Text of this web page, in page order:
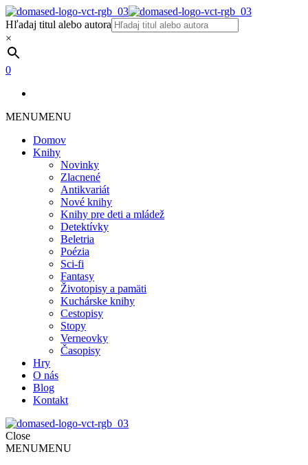
Hľadaj titul alebo autora
×
0
MENUMENU
Domov
Knihy
Novinky
Zlacnené
Antikvariát
Nové knihy
Knihy pre deti a mládež
Detektívky
Beletria
Poézia
Sci-fi
Fantasy
Životopisy a pamäti
Kuchárske knihy
Cestopisy
Stopy
Verneovky
Časopisy
Hry
O nás
Blog
Kontakt
Close
MENUMENU